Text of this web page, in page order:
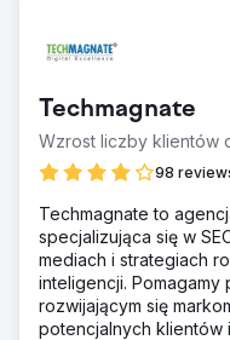
biorąc, nadal
co miesiąc.
Przejdź
Techmagnate
Wzrost liczby klientów
98
Techmagnate to
specjalizująca się w
mediach i strategiach
inteligencji.
rozwijającym się
potencjalnych klientów